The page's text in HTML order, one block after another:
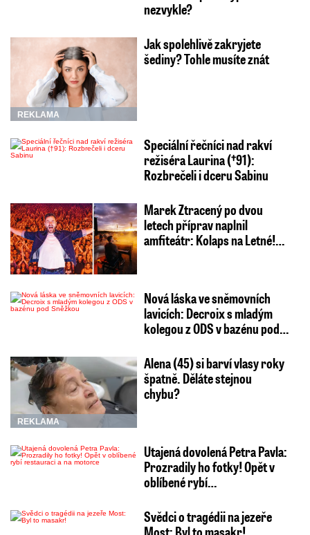
nezvykle?
REKLAMA
Jak spolehlivě zakryjete
šediny? Tohle musíte znát
Speciální řečníci nad rakví
režiséra Laurina (†91):
Rozbrečeli i dceru Sabinu
Marek Ztracený po dvou
letech příprav naplnil
amfiteátr: Kolaps na Letné!…
Nová láska ve sněmovních
lavicích: Decroix s mladým
kolegou z ODS v bazénu pod…
REKLAMA
Alena (45) si barví vlasy roky
špatně. Děláte stejnou
chybu?
Utajená dovolená Petra Pavla:
Prozradily ho fotky! Opět v
oblíbené rybí…
Svědci o tragédii na jezeře